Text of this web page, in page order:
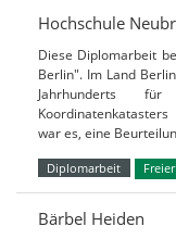
Hochschule
Diese Diplomarbeit
Berlin". Im Land
Jahrhunderts
war es, eine
Diplomarbeit Freier
Bärbel Heiden